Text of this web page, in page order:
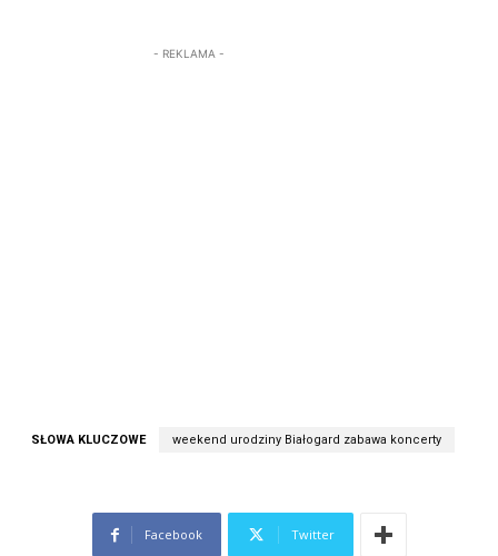
- REKLAMA -
SŁOWA KLUCZOWE weekend urodziny Białogard zabawa koncerty
Facebook Twitter